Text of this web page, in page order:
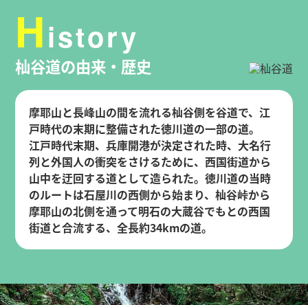
History
杣谷道の由来・歴史
摩耶山と長峰山の間を流れる杣谷側を谷道で、江
戸時代の末期に整備された徳川道の一部の道。
江戸時代末期、兵庫開港が決定された時、大名行
列と外国人の衝突をさけるために、西国街道から
山中を迂回する道として造られた。徳川道の当時
のルートは石屋川の西側から始まり、杣谷峠から
摩耶山の北側を通って明石の大蔵谷でもとの西国
街道と合流する、全長約34kmの道。